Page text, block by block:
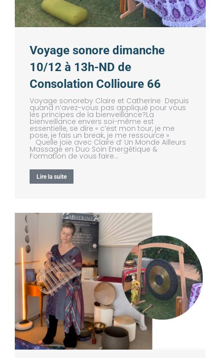
Voyage sonore dimanche
10/12 à 13h-ND de
Consolation Collioure 66
Voyage sonoreby Claire et Catherine Depuis
quand n’avez-vous pas appliqué pour vous
les principes de la bienveillance?La
bienveillance envers soi-même est
essentielle, se dire « c’est mon tour, je me
pose, je fais un break, je me ressource »
Quelle joie avec Claire d’ Un Monde Ailleurs
Massage en Duo Soin Energétique &
Formation de vous faire…
Lire la suite